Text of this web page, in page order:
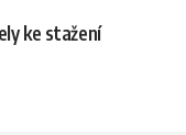
ke stažení